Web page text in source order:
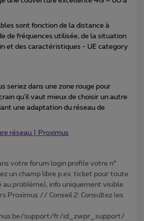
sont fonction de la distance à
de fréquences utilisée, de la situation
et des caractéristiques - UE category
seriez dans une zone rouge pour
qu’il vaut mieux de choisir un autre
une adaptation du réseau de
réseau | Proximus
votre forum login profile votre n°
un champ libre p.ex. ticket pour toute
problème), info uniquement visible
Proximus // Conseil 2: Consultez les
support/fr/id_zwpr_support/